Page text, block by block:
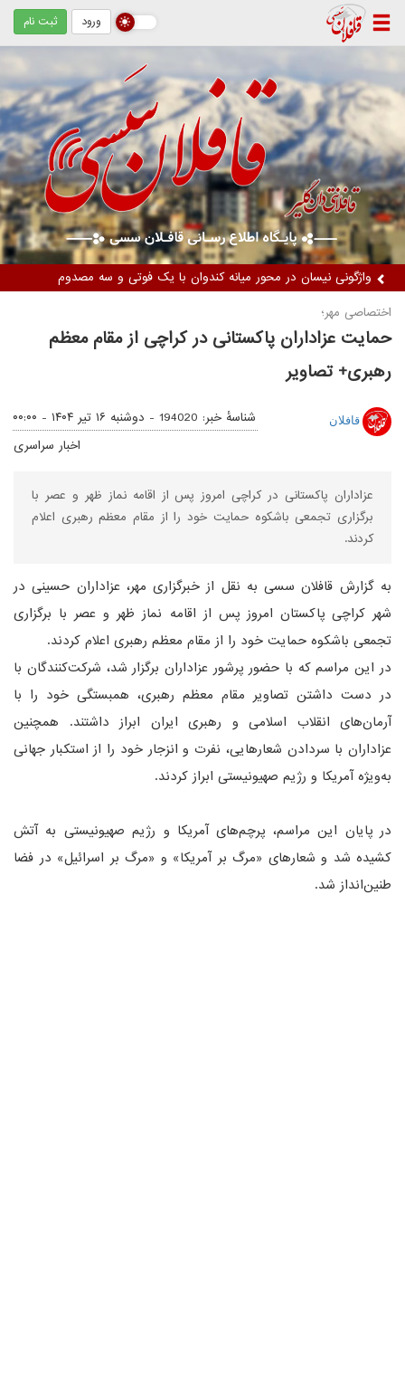
ورود ثبت نام
دستگیری دو زن متهم / کشف ۵ کیلوگرم مواد مخدر از نوع تریاک
اختصاصی مهر؛
حمایت عزاداران پاکستانی در کراچی از مقام معظم
رهبری+ تصاویر
قافلان شناسهٔ خبر: 194020 -
دوشنبه ۱۶ تیر ۱۴۰۴ - ۰۰:۰۰
اخبار سراسری
عزاداران پاکستانی در کراچی امروز پس از اقامه نماز ظهر و عصر با
برگزاری تجمعی باشکوه حمایت خود را از مقام معظم رهبری اعلام
کردند.
به گزارش قافلان سسی به نقل از خبرگزاری مهر، عزاداران حسینی در
شهر کراچی پاکستان امروز پس از اقامه نماز ظهر و عصر با برگزاری
تجمعی باشکوه حمایت خود را از مقام معظم رهبری اعلام کردند.
در این مراسم که با حضور پرشور عزاداران برگزار شد، شرکت‌کنندگان با
در دست داشتن تصاویر مقام معظم رهبری، همبستگی خود را با
آرمان‌های انقلاب اسلامی و رهبری ایران ابراز داشتند. همچنین
عزاداران با سردادن شعارهایی، نفرت و انزجار خود را از استکبار جهانی
به‌ویژه آمریکا و رژیم صهیونیستی ابراز کردند.
در پایان این مراسم، پرچم‌های آمریکا و رژیم صهیونیستی به آتش
کشیده شد و شعارهای «مرگ بر آمریکا» و «مرگ بر اسرائیل» در فضا
طنین‌انداز شد.